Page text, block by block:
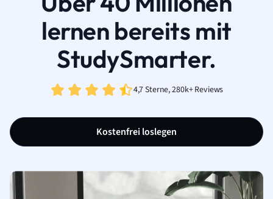
lernen bereits mit
StudySmarter.
4,7 Sterne, 280k+ Reviews
Kostenfrei loslegen